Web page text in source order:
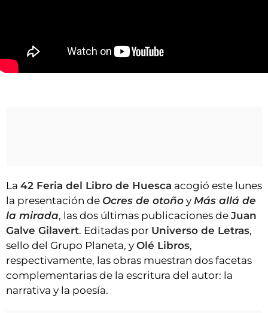
AGENDA
INICIAR SESIÓN
La 42 Feria del Libro de Huesca acogió este lunes
la presentación de Ocres de otoño y Más allá de
la mirada, las dos últimas publicaciones de Juan
Galve Gilavert. Editadas por Universo de Letras,
sello del Grupo Planeta, y Olé Libros,
respectivamente, las obras muestran dos facetas
complementarias de la escritura del autor: la
narrativa y la poesía.